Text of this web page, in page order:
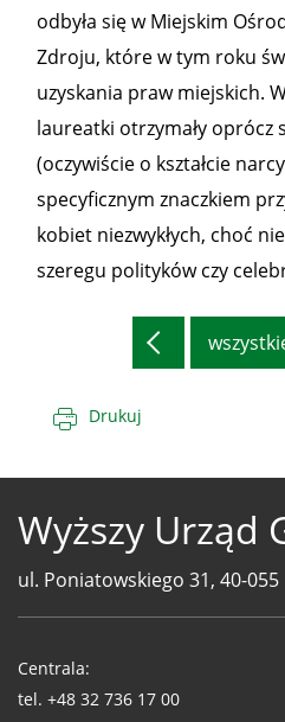
odbyła się w Miejskim
Zdroju, które w tym roku
uzyskania praw miejskich.
laureatki otrzymały
(oczywiście o kształcie
specyficznym znaczkiem
kobiet niezwykłych, choć
szeregu polityków czy
Drukuj
Wyższy Urząd
ul. Poniatowskiego 31, 40-
WUG
Centrala:
tel. +48 32 736 17 00